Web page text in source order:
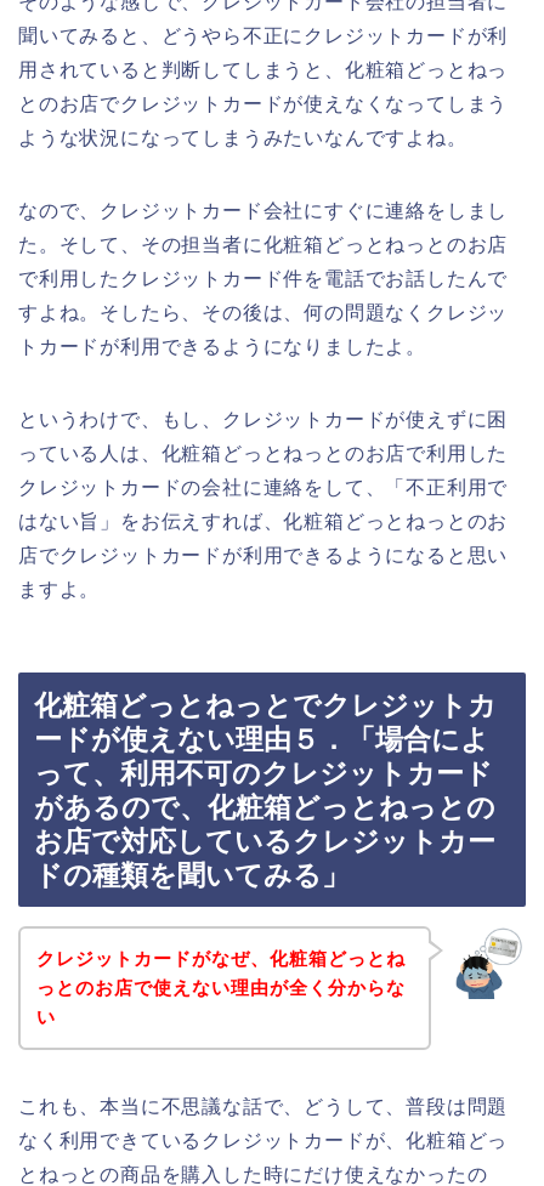
聞いてみると、どうやら不正にクレジットカードが利
用されていると判断してしまうと、化粧箱どっとねっ
とのお店でクレジットカードが使えなくなってしまう
ような状況になってしまうみたいなんですよね。
なので、クレジットカード会社にすぐに連絡をしまし
た。そして、その担当者に化粧箱どっとねっとのお店
で利用したクレジットカード件を電話でお話したんで
すよね。そしたら、その後は、何の問題なくクレジッ
トカードが利用できるようになりましたよ。
というわけで、もし、クレジットカードが使えずに困
っている人は、化粧箱どっとねっとのお店で利用した
クレジットカードの会社に連絡をして、「不正利用で
はない旨」をお伝えすれば、化粧箱どっとねっとのお
店でクレジットカードが利用できるようになると思い
ますよ。
化粧箱どっとねっとでクレジットカ
ードが使えない理由５．「場合によ
って、利用不可のクレジットカード
があるので、化粧箱どっとねっとの
お店で対応しているクレジットカー
ドの種類を聞いてみる」
クレジットカードがなぜ、化粧箱どっとね
っとのお店で使えない理由が全く分からな
い
これも、本当に不思議な話で、どうして、普段は問題
なく利用できているクレジットカードが、化粧箱どっ
とねっとの商品を購入した時にだけ使えなかったの